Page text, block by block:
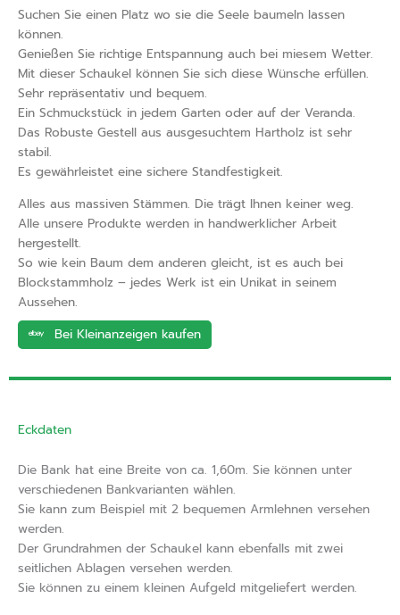
Suchen Sie einen Platz wo sie die Seele baumeln lassen
können.
Genießen Sie richtige Entspannung auch bei miesem Wetter.
Mit dieser Schaukel können Sie sich diese Wünsche erfüllen.
Sehr repräsentativ und bequem.
Ein Schmuckstück in jedem Garten oder auf der Veranda.
Das Robuste Gestell aus ausgesuchtem Hartholz ist sehr
stabil.
Es gewährleistet eine sichere Standfestigkeit.
Alles aus massiven Stämmen. Die trägt Ihnen keiner weg.
Alle unsere Produkte werden in handwerklicher Arbeit
hergestellt.
So wie kein Baum dem anderen gleicht, ist es auch bei
Blockstammholz – jedes Werk ist ein Unikat in seinem
Aussehen.
Bei Kleinanzeigen kaufen
Eckdaten
Die Bank hat eine Breite von ca. 1,60m. Sie können unter
verschiedenen Bankvarianten wählen.
Sie kann zum Beispiel mit 2 bequemen Armlehnen versehen
werden.
Der Grundrahmen der Schaukel kann ebenfalls mit zwei
seitlichen Ablagen versehen werden.
Sie können zu einem kleinen Aufgeld mitgeliefert werden.